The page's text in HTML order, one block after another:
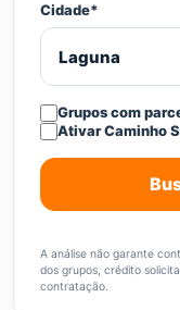
Cidade*
Grupos com
Ativar Caminho
A análise não garante
dos grupos, crédito
contratação.